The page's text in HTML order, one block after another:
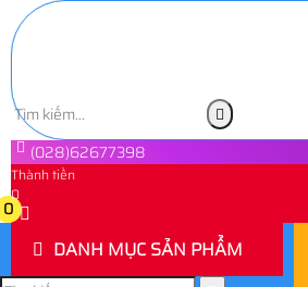
(028)62677398
Thành tiền
0
0
DANH MỤC SẢN PHẨM